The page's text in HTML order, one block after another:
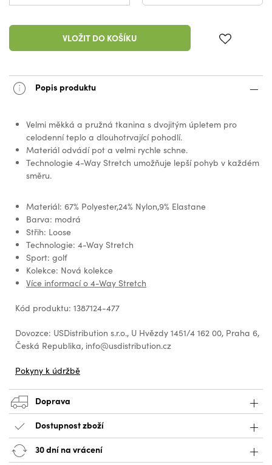
VLOŽIT DO KOŠÍKU
Popis produktu
Velmi měkká a pružná tkanina s dvojitým úpletem pro
celodenní teplo a dlouhotrvající pohodlí.
Materiál odvádí pot a velmi rychle schne.
Technologie 4-Way Stretch umožňuje lepší pohyb v každém
směru.
Materiál: 67% Polyester,24% Nylon,9% Elastane
Barva: modrá
Střih: Loose
Technologie: 4-Way Stretch
Sport: golf
Kolekce: Nová kolekce
Více informací o 4-Way Stretch
Kód produktu: 1387124-477
Dovozce: USDistribution s.r.o., U Hvězdy 1451/4 162 00, Praha 6,
Česká Republika, info@usdistribution.cz
Pokyny k údržbě
Doprava
Dostupnost zboží
30 dní na vrácení